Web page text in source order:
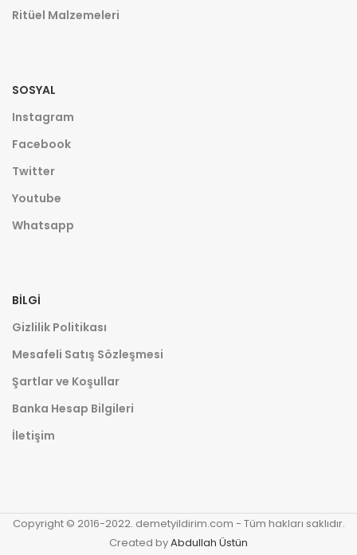
Ritüel Malzemeleri
SOSYAL
Instagram
Facebook
Twitter
Youtube
Whatsapp
BILGI
Gizlilik Politikası
Mesafeli Satış Sözleşmesi
Şartlar ve Koşullar
Banka Hesap Bilgileri
İletişim
Copyright © 2016-2022. demetyildirim.com - Tüm hakları saklıdır.
Created byAbdullah Üstün